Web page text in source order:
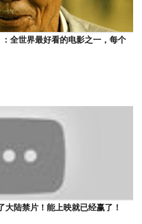
全世界最好看的电影之一，每个
大陆禁片！能上映就已经赢了！